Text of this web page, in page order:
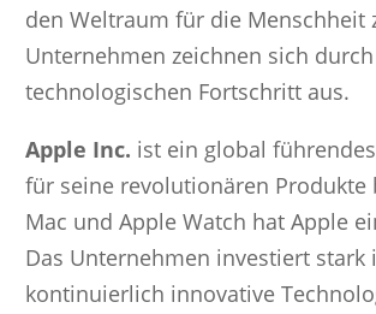
den Weltraum für die Menschheit
Unternehmen zeichnen sich
technologischen Fortschritt aus.
Apple Inc. ist ein global
für seine revolutionären Produkte
Mac und Apple Watch hat Apple
Das Unternehmen investiert
kontinuierlich innovative